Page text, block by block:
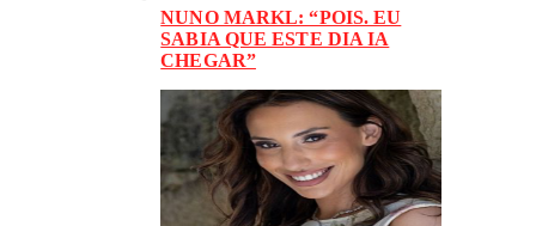
NUNO MARKL: “POIS. EU
SABIA QUE ESTE DIA IA
CHEGAR”